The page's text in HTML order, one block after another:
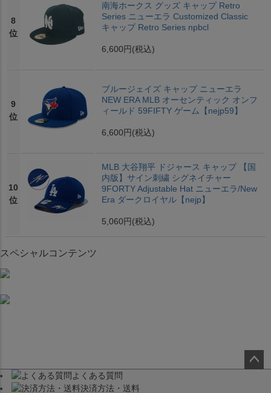
8
位
南海ホークス グッズ キャップ Retro
Series ニューエラ Customized Classic
キャップ Retro Series npbcl
6,600円 (税込)
9
位
ブルージェイズ キャップ ニューエラ
NEW ERA MLB オーセンティック オンフ
ィールド 59FIFTY ゲーム【nejp59】
6,600円 (税込)
10
位
MLB 大谷翔平 ドジャース キャップ 【国
内版】サイン刺繍 シグネイチャー
9FORTY Adjustable Hat ニューエラ/New
Era ダークロイヤル【nejp】
5,060円 (税込)
スペシャルコンテンツ
よくある質問
決済方法・送料